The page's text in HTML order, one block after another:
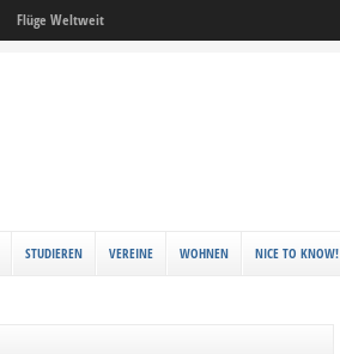
Flüge Weltweit
STUDIEREN VEREINE WOHNEN NICE TO KNOW!